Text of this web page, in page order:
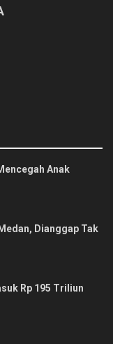
Anak
Dianggap Tak
Rp 195 Triliun